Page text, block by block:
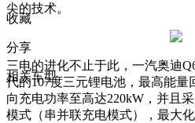
尖的技术。
三电的进化不止于此，一汽奥迪
代的107度三元锂电池，最高能量
向充电功率至高达220kW，并且
模式（串并联充电模式），最大
收藏
分享
相关车型